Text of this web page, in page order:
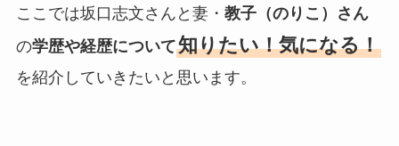
ここでは坂口志文さんと妻・ 教子（のりこ）さん
の学歴や経歴について知りたい！気になる！
を紹介していきたいと思います。